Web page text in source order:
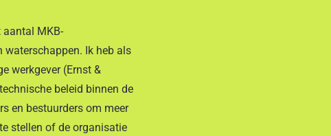
MKB-
waterschappen. Ik heb als
werkgever (Ernst &
beleid binnen de
en bestuurders om meer
stellen of de organisatie